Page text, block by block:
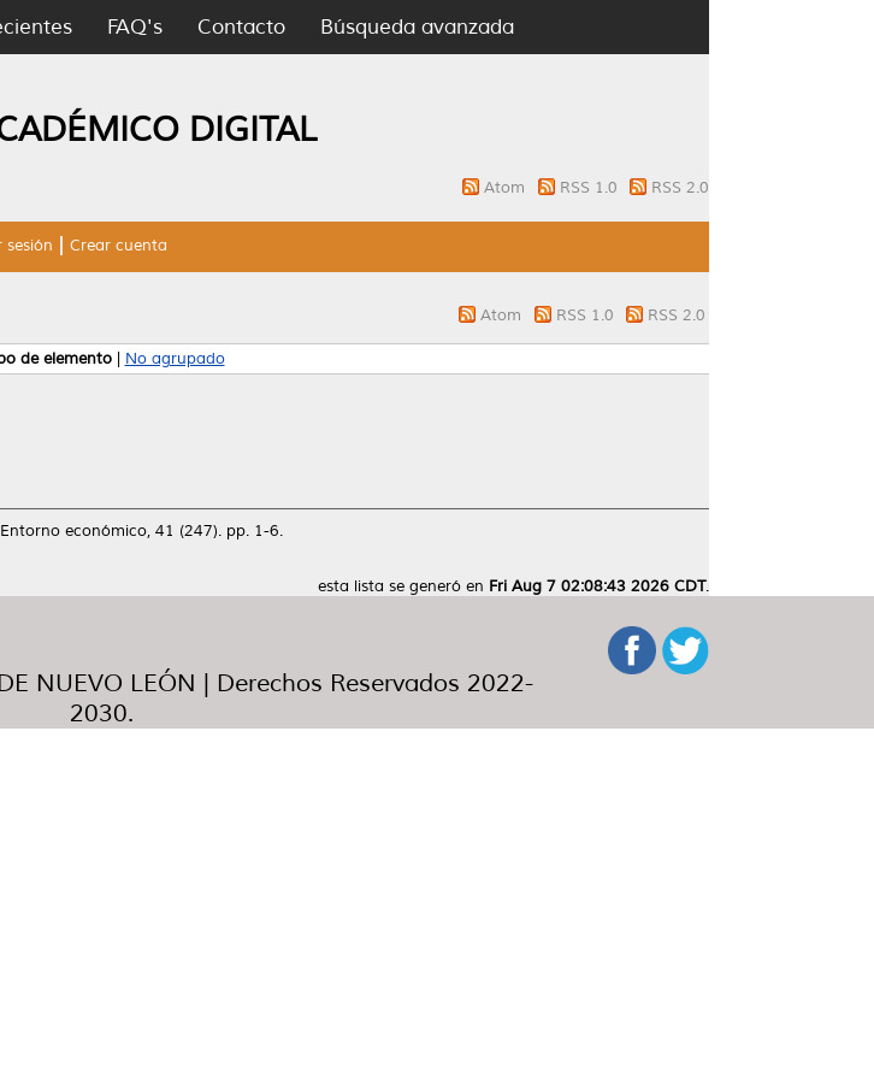
FAQ's Contacto Búsqueda avanzada
DIGITAL
Atom RSS 1.0 RSS 2.0
sesión Crear cuenta
Atom RSS 1.0 RSS 2.0
de elemento| No agrupado
Entorno económico, 41 (247). pp. 1-6.
esta lista se generó en Fri Aug 7 02:08:43 2026 CDT.
NUEVO LEÓN | Derechos Reservados 2022-
2030.